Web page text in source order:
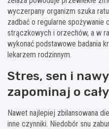
wyczerpany organizm szuka
zadbać o regularne spożywanie
strączkowych i orzechów, a w
wykonać podstawowe badania
lekarzem rodzinnym.
Stres, sen i
zapominaj o
Nawet najlepiej zbilansowana
inne czynniki. Niedobór snu